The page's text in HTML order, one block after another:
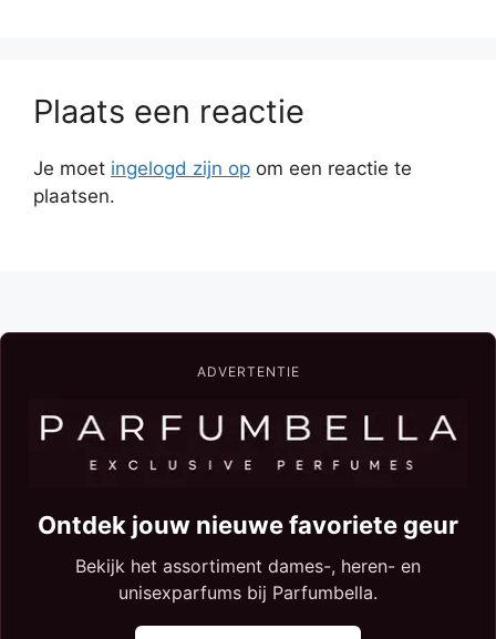
Plaats een reactie
Je moet ingelogd zijn op om een reactie te
plaatsen.
ADVERTENTIE
Ontdek jouw nieuwe favoriete geur
Bekijk het assortiment dames-, heren- en
unisexparfums bij Parfumbella.